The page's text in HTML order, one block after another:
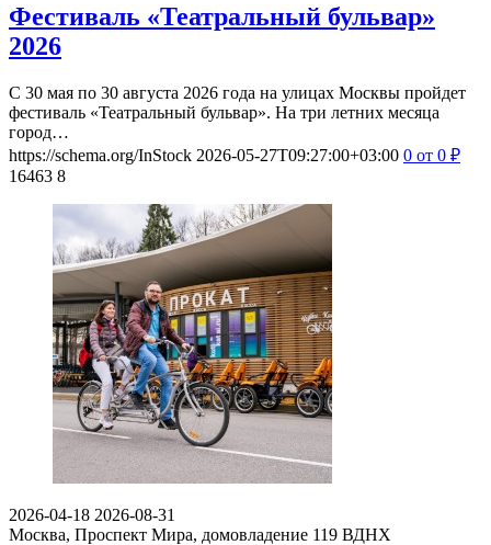
Фестиваль «Театральный бульвар»
2026
С 30 мая по 30 августа 2026 года на улицах Москвы пройдет
фестиваль «Театральный бульвар». На три летних месяца
город…
https://schema.org/InStock 2026-05-27T09:27:00+03:00 0 от 0 ₽
16463 8
2026-04-18 2026-08-31
Москва, Проспект Мира, домовладение 119 ВДНХ